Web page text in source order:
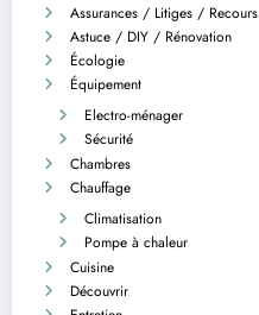
Assurances / Litiges / Recours
Astuce / DIY / Rénovation
Écologie
Équipement
Electro-ménager
Sécurité
Chambres
Chauffage
Climatisation
Pompe à chaleur
Cuisine
Découvrir